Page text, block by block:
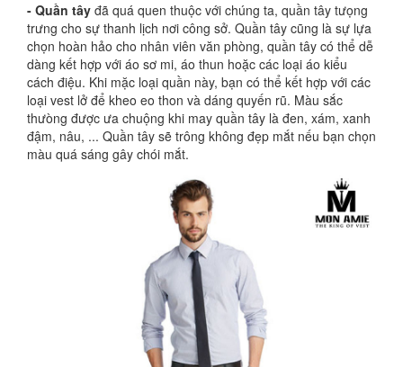
- Quần tây đã quá quen thuộc với chúng ta, quần tây tưọng
trưng cho sự thanh lịch nơi công sở. Quần tây cũng là sự lựa
chọn hoàn hảo cho nhân viên văn phòng, quần tây có thể dễ
dàng kết hợp với áo sơ mi, áo thun hoặc các loại áo kiểu
cách điệu. Khi mặc loại quần này, bạn có thể kết hợp với các
loại vest lở để kheo eo thon và dáng quyến rũ. Màu sắc
thưòng được ưa chuộng khi may quần tây là đen, xám, xanh
đậm, nâu, ... Quần tây sẽ trông không đẹp mắt nếu bạn chọn
màu quá sáng gây chói mắt.